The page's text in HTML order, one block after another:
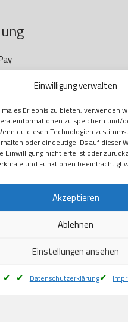
Einwilligung verwalten
Erlebnis zu bieten, verwenden
zu speichern und/
du diesen Technologien
oder eindeutige IDs auf dieser
Einwilligung nicht erteilst oder
und Funktionen beeinträchtigt
Akzeptieren
Ablehnen
Einstellungen ansehen
Datenschutzerklärung
Rechung
Express